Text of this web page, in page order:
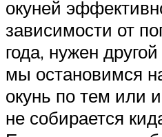
окуней
зависимости от
года, нужен
мы остановимся
окунь по тем или
не собирается